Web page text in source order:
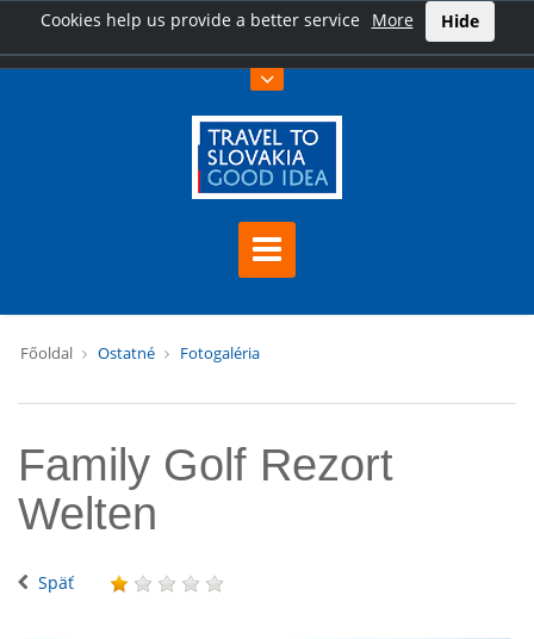
Cookies help us provide a better service More Hide
Főoldal Ostatné Fotogaléria
Family Golf Rezort
Welten
Späť